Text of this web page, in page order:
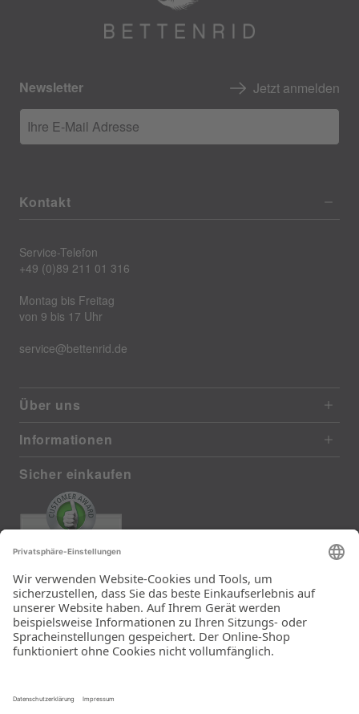
Newsletter Jetzt anmelden
Ihre E-Mail Adresse
Kontakt
Service-Telefon
+49 (0)89 211 01 316
Montag bis Freitag
von 9 bis 17 Uhr
service@bettenrid.de
Über uns
Informationen
Sicher einkaufen
385 reviews from real customers
(last 12 months)
Total: 11283
Die Auswahl und die
Einfachheit der
Bestellung.